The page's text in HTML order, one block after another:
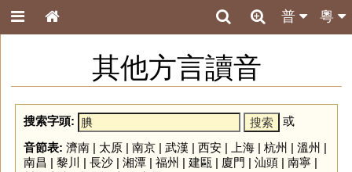
粵
普
其他方言讀音
搜索字頭:
或
音節表: 濟南| 太原| 南京| 武漢 | 西安| 上海| 杭州 | 溫州 |
南昌 | 黎川 | 長沙| 湘潭| 福州 | 建甌 | 廈門 | 汕頭| 南寧|